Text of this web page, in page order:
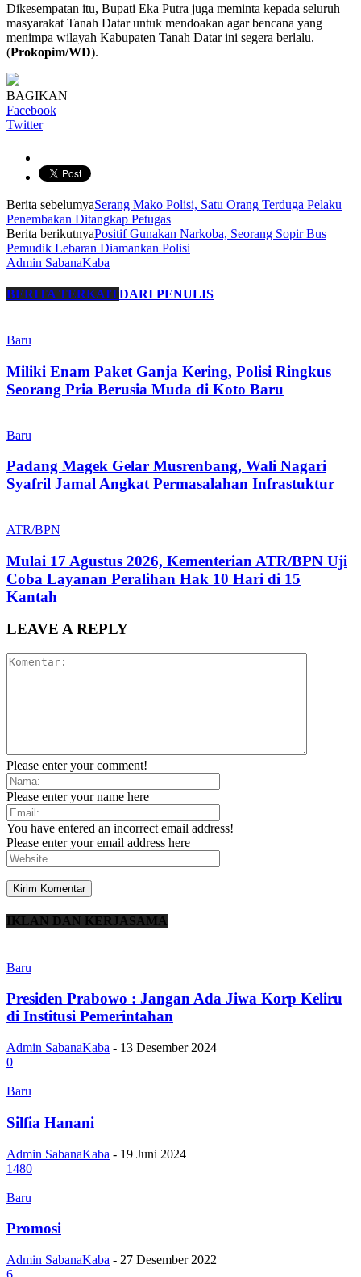
Dikesempatan itu, Bupati Eka Putra juga meminta kepada seluruh
masyarakat Tanah Datar untuk mendoakan agar bencana yang
menimpa wilayah Kabupaten Tanah Datar ini segera berlalu.
(Prokopim/WD).
BAGIKAN
Facebook
Twitter
Berita sebelumyaSerang Mako Polisi, Satu Orang Terduga Pelaku
Penembakan Ditangkap Petugas
Berita berikutnyaPositif Gunakan Narkoba, Seorang Sopir Bus
Pemudik Lebaran Diamankan Polisi
Admin SabanaKaba
BERITA TERKAITDARI PENULIS
Baru
Miliki Enam Paket Ganja Kering, Polisi Ringkus
Seorang Pria Berusia Muda di Koto Baru
Baru
Padang Magek Gelar Musrenbang, Wali Nagari
Syafril Jamal Angkat Permasalahan Infrastuktur
ATR/BPN
Mulai 17 Agustus 2026, Kementerian ATR/BPN Uji
Coba Layanan Peralihan Hak 10 Hari di 15
Kantah
LEAVE A REPLY
Please enter your comment!
Please enter your name here
You have entered an incorrect email address!
Please enter your email address here
IKLAN DAN KERJASAMA
Baru
Presiden Prabowo : Jangan Ada Jiwa Korp Keliru
di Institusi Pemerintahan
Admin SabanaKaba - 13 Desember 2024
0
Baru
Silfia Hanani
Admin SabanaKaba - 19 Juni 2024
1480
Baru
Promosi
Admin SabanaKaba - 27 Desember 2022
6